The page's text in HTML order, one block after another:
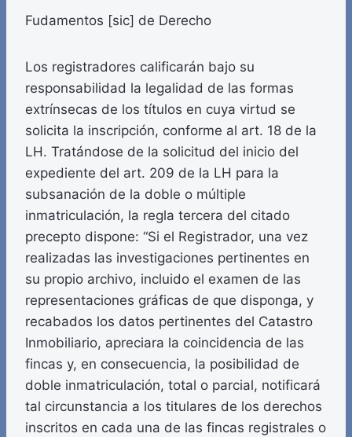
Fudamentos [sic] de Derecho
Los registradores calificarán bajo su
responsabilidad la legalidad de las formas
extrínsecas de los títulos en cuya virtud se
solicita la inscripción, conforme al art. 18 de la
LH. Tratándose de la solicitud del inicio del
expediente del art. 209 de la LH para la
subsanación de la doble o múltiple
inmatriculación, la regla tercera del citado
precepto dispone: “Si el Registrador, una vez
realizadas las investigaciones pertinentes en
su propio archivo, incluido el examen de las
representaciones gráficas de que disponga, y
recabados los datos pertinentes del Catastro
Inmobiliario, apreciara la coincidencia de las
fincas y, en consecuencia, la posibilidad de
doble inmatriculación, total o parcial, notificará
tal circunstancia a los titulares de los derechos
inscritos en cada una de las fincas registrales o